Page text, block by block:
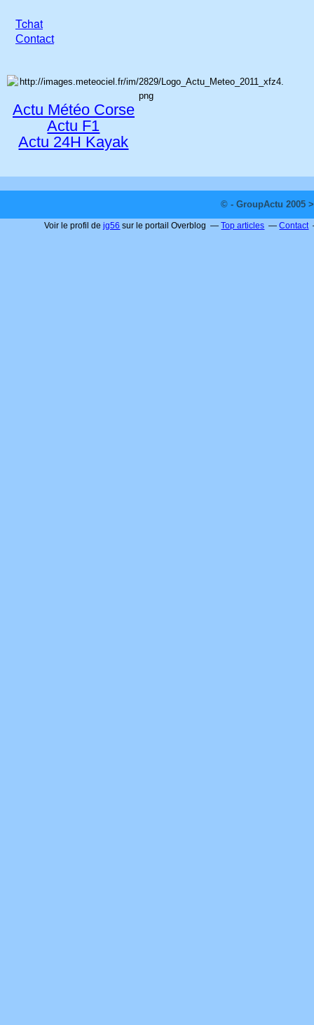
Tchat
Contact
Actu Météo Corse
Actu F1
Actu 24H Kayak
© - GroupActu 2005
Voir le profil dejg56 sur le portail Overblog Top articles Contact